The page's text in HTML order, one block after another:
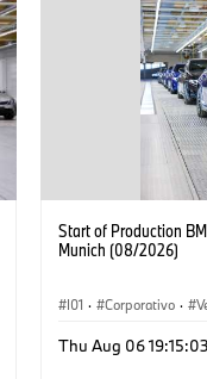
Start of Production
Munich (08/2026)
I01 · Corporativo ·
Thu Aug 06